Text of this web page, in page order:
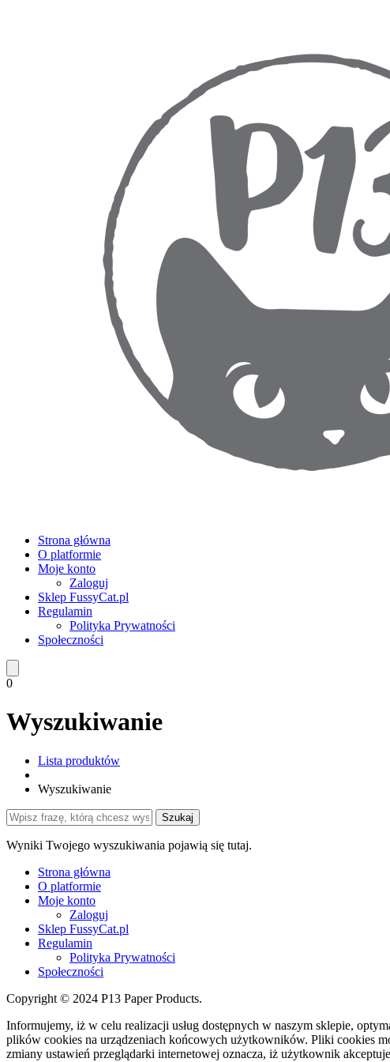
Strona główna
O platformie
Moje konto
Zaloguj
Sklep FussyCat.pl
Regulamin
Polityka Prywatności
Społeczności
0
Wyszukiwanie
Lista produktów
Wyszukiwanie
Szukaj
Wyniki Twojego wyszukiwania pojawią się tutaj.
Strona główna
O platformie
Moje konto
Zaloguj
Sklep FussyCat.pl
Regulamin
Polityka Prywatności
Społeczności
Copyright © 2024 P13 Paper Products.
Informujemy, iż w celu realizacji usług dostępnych w naszym sklepie,
plików cookies na urządzeniach końcowych użytkowników. Pliki cookies
zmiany ustawień przeglądarki internetowej oznacza, iż użytkownik